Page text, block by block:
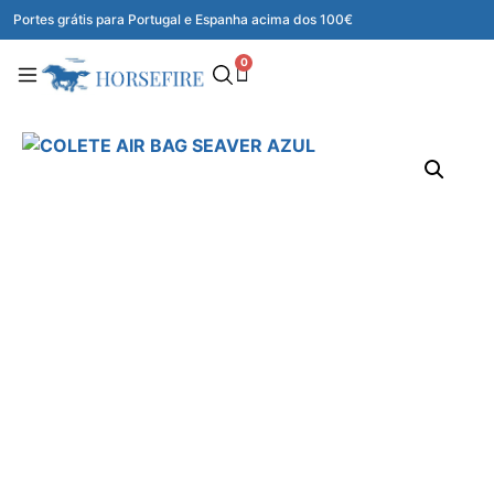
Portes grátis para Portugal e Espanha acima dos 100€
0